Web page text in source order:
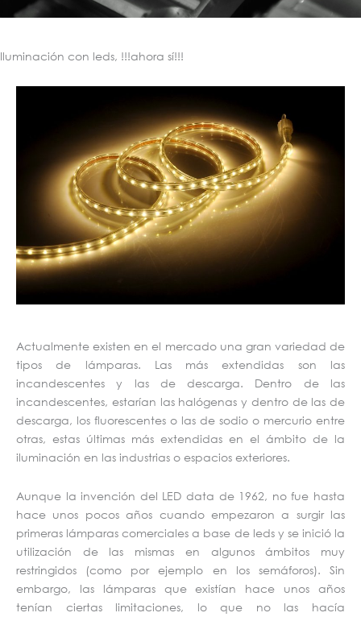
Iluminación con leds, !!!ahora sí!!!
Actualmente existen en el mercado una gran variedad de
tipos de lámparas. Las más extendidas son las
incandescentes y las de descarga. Dentro de las
incandescentes, estarían las halógenas y dentro de las de
descarga, los fluorescentes o las de sodio o mercurio entre
otras, estas últimas más extendidas en el ámbito de la
iluminación en las industrias o espacios exteriores.
Aunque la invención del LED data de 1962, no fue hasta
hace unos pocos años cuando empezaron a surgir las
primeras lámparas comerciales a base de leds y se inició la
utilización de las mismas en algunos ámbitos muy
restringidos (como por ejemplo en los semáforos). Sin
embargo, las lámparas que existían hace unos años
tenían ciertas limitaciones, lo que no las hacía